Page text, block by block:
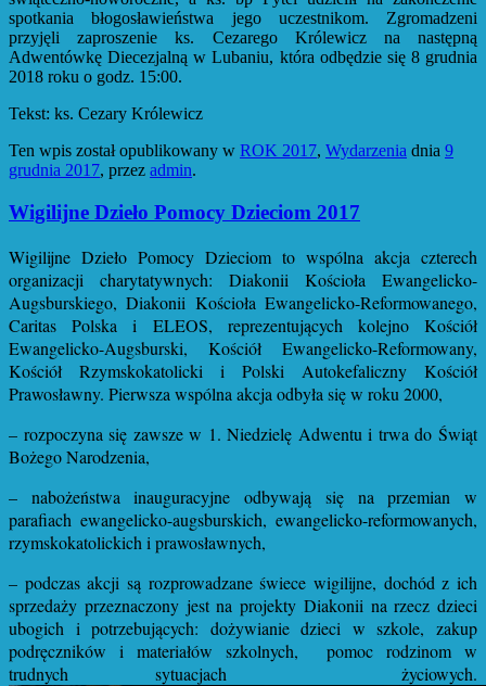
spotkania błogosławieństwa jego uczestnikom. Zgromadzeni
przyjęli zaproszenie ks. Cezarego Królewicz na następną
Adwentówkę Diecezjalną w Lubaniu, która odbędzie się 8 grudnia
2018 roku o godz. 15:00.
Tekst: ks. Cezary Królewicz
Ten wpis został opublikowany w ROK 2017, Wydarzenia dnia 9
grudnia 2017, przez admin.
Wigilijne Dzieło Pomocy Dzieciom 2017
Wigilijne Dzieło Pomocy Dzieciom to wspólna akcja czterech
organizacji charytatywnych: Diakonii Kościoła Ewangelicko-
Augsburskiego, Diakonii Kościoła Ewangelicko-Reformowanego,
Caritas Polska i ELEOS, reprezentujących kolejno Kościół
Ewangelicko-Augsburski, Kościół Ewangelicko-Reformowany,
Kościół Rzymskokatolicki i Polski Autokefaliczny Kościół
Prawosławny. Pierwsza wspólna akcja odbyła się w roku 2000,
– rozpoczyna się zawsze w 1. Niedzielę Adwentu i trwa do Świąt
Bożego Narodzenia,
– nabożeństwa inauguracyjne odbywają się na przemian w
parafiach ewangelicko-augsburskich, ewangelicko-reformowanych,
rzymskokatolickich i prawosławnych,
– podczas akcji są rozprowadzane świece wigilijne, dochód z ich
sprzedaży przeznaczony jest na projekty Diakonii na rzecz dzieci
ubogich i potrzebujących: dożywianie dzieci w szkole, zakup
podręczników i materiałów szkolnych, pomoc rodzinom w
trudnych sytuacjach życiowych.